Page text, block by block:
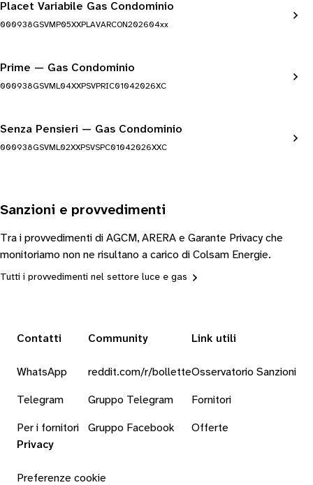
Placet Variabile Gas Condominio
000938GSVMP05XXPLAVARCON202604xx
Prime — Gas Condominio
000938GSVML04XXPSVPRIC01042026XC
Senza Pensieri — Gas Condominio
000938GSVML02XXPSVSPC01042026XXC
Sanzioni e provvedimenti
Tra i provvedimenti di AGCM, ARERA e Garante Privacy che
monitoriamo non ne risultano a carico di Colsam Energie.
Tutti i provvedimenti nel settore luce e gas
Contatti
WhatsApp
Telegram
Per i fornitori
Community
reddit.com/r/bollette
Gruppo Telegram
Gruppo Facebook
Link utili
Osservatorio Sanzioni
Fornitori
Offerte
Privacy
Preferenze cookie